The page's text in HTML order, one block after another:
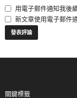
用電子郵件通知我後
新文章使用電子郵件
關鍵標籤